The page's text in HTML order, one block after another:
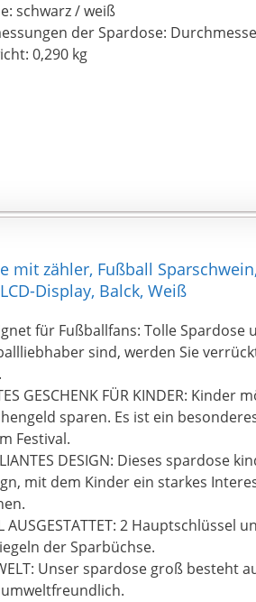
schwarz / weiß
der Spardose:
0,290 kg
mit zähler, Fußball
Display, Balck, Weiß
für Fußballfans: Tolle Spardose
sind, werden Sie
GESCHENK FÜR KINDER:
sparen. Es ist ein
Festival.
DESIGN: Dieses spardose
mit dem Kinder ein starkes
AUSGESTATTET: 2
der Sparbüchse.
Unser spardose groß besteht